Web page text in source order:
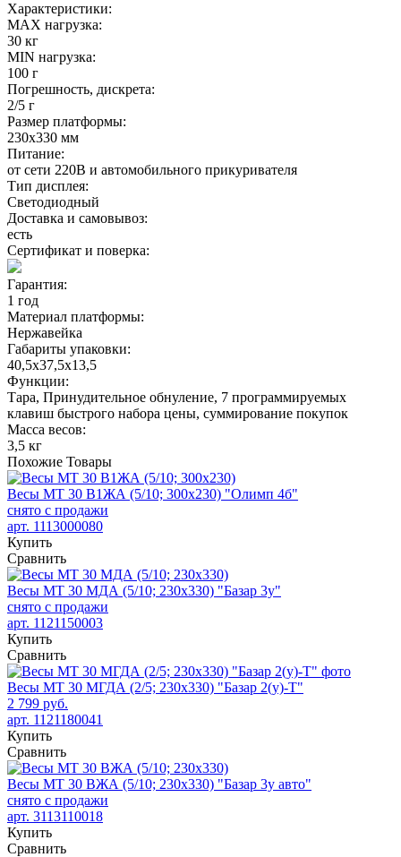
Характеристики:
MAX нагрузка:
30 кг
MIN нагрузка:
100 г
Погрешность, дискрета:
2/5 г
Размер платформы:
230х330 мм
Питание:
от сети 220В и автомобильного прикуривателя
Тип дисплея:
Светодиодный
Доставка и самовывоз:
есть
Сертификат и поверка:
Гарантия:
1 год
Материал платформы:
Нержавейка
Габариты упаковки:
40,5х37,5х13,5
Функции:
Тара, Принудительное обнуление, 7 программируемых
клавиш быстрого набора цены, суммирование покупок
Масса весов:
3,5 кг
Похожие Товары
Весы МТ 30 В1ЖА (5/10; 300х230) "Олимп 4б"
снято с продажи
арт. 1113000080
Купить
Сравнить
Весы МТ 30 МДА (5/10; 230х330) "Базар 3у"
снято с продажи
арт. 1121150003
Купить
Сравнить
Весы МТ 30 МГДА (2/5; 230х330) "Базар 2(у)-Т"
2 799 руб.
арт. 1121180041
Купить
Сравнить
Весы МТ 30 ВЖА (5/10; 230х330) "Базар 3у авто"
снято с продажи
арт. 3113110018
Купить
Сравнить